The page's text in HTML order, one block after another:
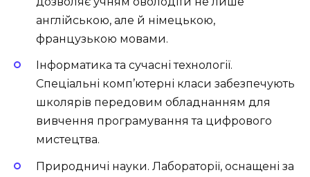
англійською, але й німецькою,
французькою мовами.
Інформатика та сучасні технології.
Спеціальні комп’ютерні класи забезпечують
школярів передовим обладнанням для
вивчення програмування та цифрового
мистецтва.
Природничі науки. Лабораторії, оснащені за